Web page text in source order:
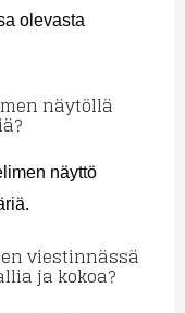
olevasta
näytöllä
näyttö
viestinnässä
ja kokoa?